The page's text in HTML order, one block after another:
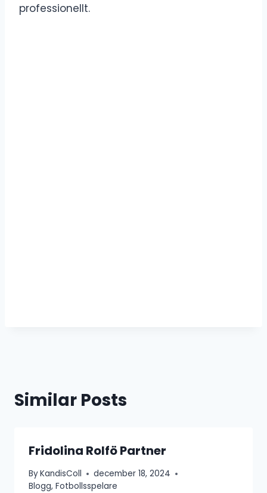
professionellt.
Similar Posts
Fridolina Rolfö Partner
ByKandisColl
december 18, 2024
Blogg, Fotbollsspelare